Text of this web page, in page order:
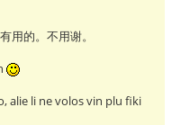
用的。不用谢。
alie li ne volos vin plu fiki